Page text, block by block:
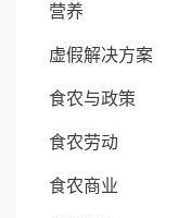
营养
虚假解决方案
食农与政策
食农劳动
食农商业